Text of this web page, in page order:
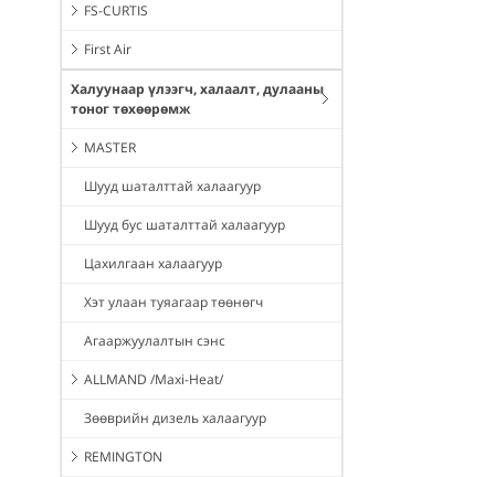
FS-CURTIS
First Air
Халуунаар үлээгч, халаалт, дулааны
тоног төхөөрөмж
MASTER
Шууд шаталттай халаагуур
Шууд бус шаталттай халаагуур
Цахилгаан халаагуур
Хэт улаан туяагаар төөнөгч
Агааржуулалтын сэнс
ALLMAND /Maxi-Heat/
Зөөврийн дизель халаагуур
REMINGTON